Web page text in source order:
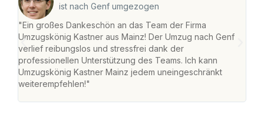
ist nach Genf umgezogen
"Ein großes Dankeschön an das Team der Firma
Umzugskönig Kastner aus Mainz! Der Umzug nach Genf
verlief reibungslos und stressfrei dank der
professionellen Unterstützung des Teams. Ich kann
Umzugskönig Kastner Mainz jedem uneingeschränkt
weiterempfehlen!"